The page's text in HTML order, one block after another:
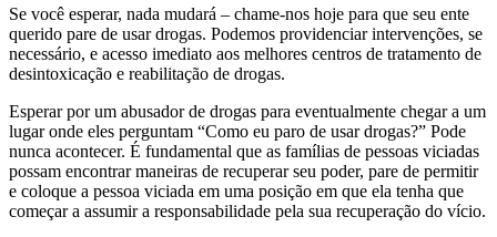
Se você esperar, nada mudará – chame-nos hoje para que seu ente
querido pare de usar drogas. Podemos providenciar intervenções, se
necessário, e acesso imediato aos melhores centros de tratamento de
desintoxicação e reabilitação de drogas.
Esperar por um abusador de drogas para eventualmente chegar a um
lugar onde eles perguntam “Como eu paro de usar drogas?” Pode
nunca acontecer. É fundamental que as famílias de pessoas viciadas
possam encontrar maneiras de recuperar seu poder, pare de permitir
e coloque a pessoa viciada em uma posição em que ela tenha que
começar a assumir a responsabilidade pela sua recuperação do vício.